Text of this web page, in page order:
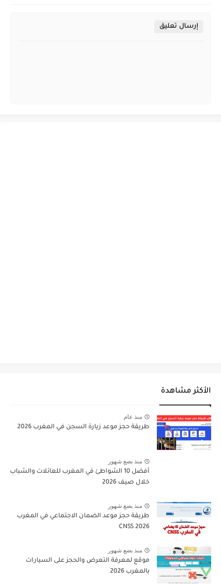
إرسال تعليق
الأكثر مشاهدة
منذ عام
طريقة حجز موعد زيارة السجن في المغرب 2026
منذ بضع شهور
أفضل 10 الشواطئ في المغرب للعائلات والشباب
خلال صيف 2026
منذ بضع شهور
طريقة حجز موعد الضمان الاجتماعي في المغرب
CNSS 2026
منذ بضع شهور
موقع لمعرفة التعرض والحجز على السيارات
بالمغرب 2026